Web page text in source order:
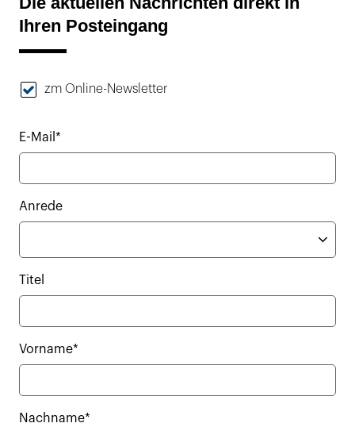
Ihren Posteingang
zm Online-Newsletter
E-Mail*
Anrede
Titel
Vorname*
Nachname*